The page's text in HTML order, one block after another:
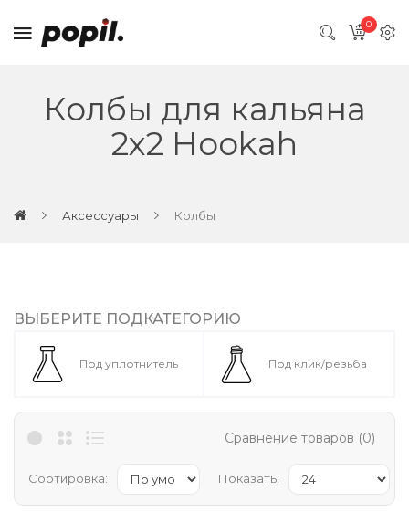
0
Колбы для кальяна
2x2 Hookah
Аксессуары Колбы
ВЫБЕРИТЕ ПОДКАТЕГОРИЮ
Под уплотнитель Под клик/резьба
Сравнение товаров (0)
Сортировка: Показать: